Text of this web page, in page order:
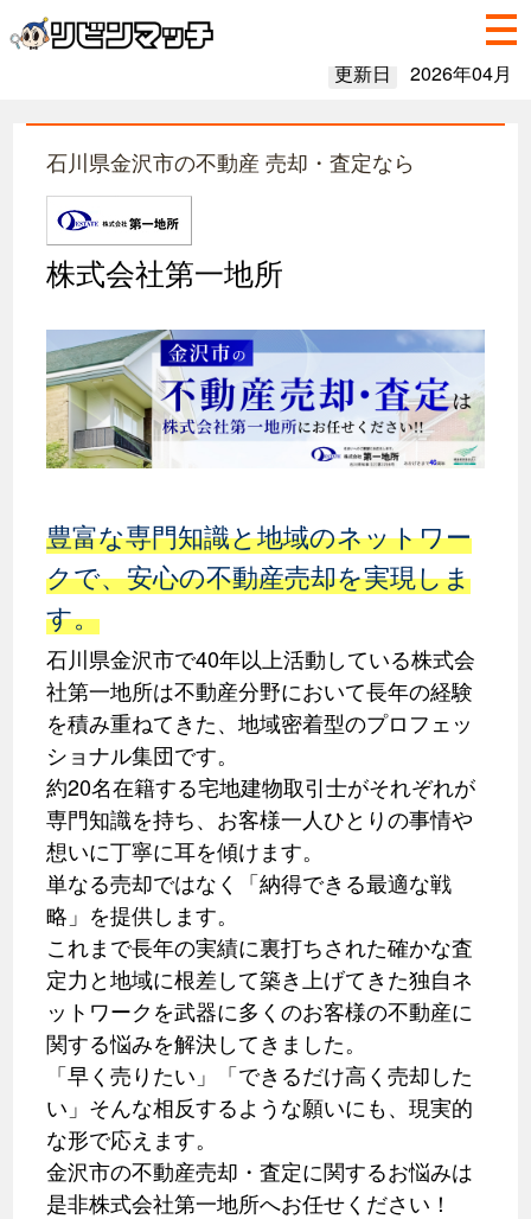
更新日 2026年04月
石川県金沢市の不動産 売却・査定なら
株式会社第一地所
豊富な専門知識と地域のネットワー
クで、安心の不動産売却を実現しま
す。
石川県金沢市で40年以上活動している株式会
社第一地所は不動産分野において長年の経験
を積み重ねてきた、地域密着型のプロフェッ
ショナル集団です。
約20名在籍する宅地建物取引士がそれぞれが
専門知識を持ち、お客様一人ひとりの事情や
想いに丁寧に耳を傾けます。
単なる売却ではなく「納得できる最適な戦
略」を提供します。
これまで長年の実績に裏打ちされた確かな査
定力と地域に根差して築き上げてきた独自ネ
ットワークを武器に多くのお客様の不動産に
関する悩みを解決してきました。
「早く売りたい」「できるだけ高く売却した
い」そんな相反するような願いにも、現実的
な形で応えます。
金沢市の不動産売却・査定に関するお悩みは
是非株式会社第一地所へお任せください！